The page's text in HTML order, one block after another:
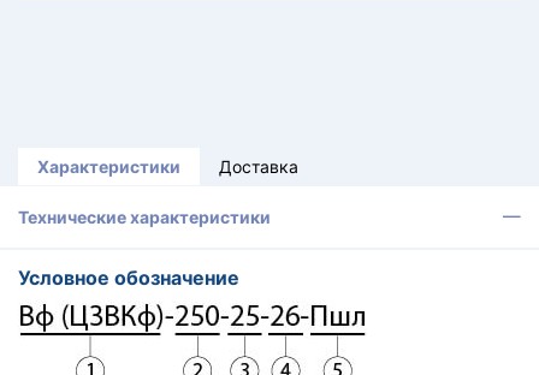
Характеристики Доставка
Технические характеристики
Условное обозначение